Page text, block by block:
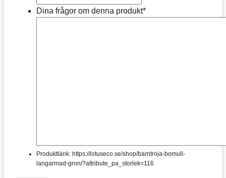
Dina frågor om denna produkt*
Produktlänk: https://lotuseco.se/shop/barntroja-bomull-
langarmad-gron/?attribute_pa_storlek=116